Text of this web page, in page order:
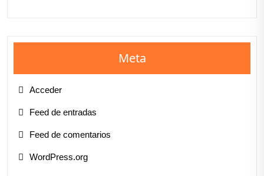
Meta
Acceder
Feed de entradas
Feed de comentarios
WordPress.org